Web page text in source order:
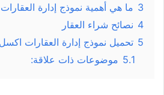
3 ما هي أهمية نموذج إدارة
4 نصائح شراء العقار
5 تحميل نموذج إدارة العقارات اكسل Excel
5.1 موضوعات ذات علاقة: